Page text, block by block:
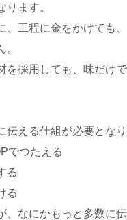
ります。
、工程に金をかけても
を採用しても、味だけ
伝える仕組が必要となり
でつたえる
る
る
、なにかもっと多数に